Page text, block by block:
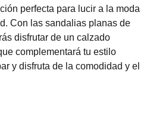
perfecta para lucir a la moda
Con las sandalias planas de
disfrutar de un calzado
complementará tu estilo
y disfruta de la comodidad y el